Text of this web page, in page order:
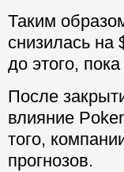
Таким
снизилась на
до этого,
После
влияние
того,
прогнозов.